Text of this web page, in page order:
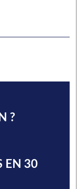
?
EN 30